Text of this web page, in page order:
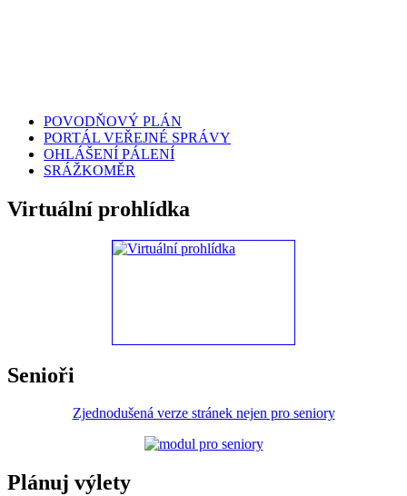
POVODŇOVÝ PLÁN
PORTÁL VEŘEJNÉ SPRÁVY
OHLÁŠENÍ PÁLENÍ
SRÁŽKOMĚR
Virtuální prohlídka
Senioři
Zjednodušená verze stránek nejen pro seniory
Plánuj výlety